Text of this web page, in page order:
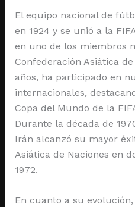
El equipo nacional de
en 1924 y se unió a la
en uno de los miembros
Confederación Asiática
años, ha participado en
internacionales,
Copa del Mundo de la
Durante la década de
Irán alcanzó su mayor
Asiática de Naciones en
1972.
En cuanto a su